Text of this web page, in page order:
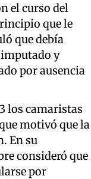
el curso del
que le
que debía
imputado y
por ausencia
los camaristas
motivó que la
En su
consideró que
por